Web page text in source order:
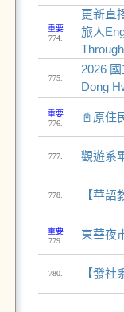
重要
774.
更新直
旅人
775.
2026
Dong
重要
776.
📓原住
777. 觀遊系
778. 【華
重要
779.
東華夜
780. 【發